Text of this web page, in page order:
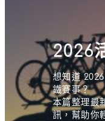
2026
想知道
鐵賽事？
本篇整理最
訊，幫助你